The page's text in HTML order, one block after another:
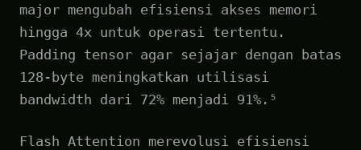
major mengubah efisiensi akses memori
hingga 4x untuk operasi tertentu.
Padding tensor agar sejajar dengan batas
128-byte meningkatkan utilisasi
bandwidth dari 72% menjadi 91%.⁵
Flash Attention merevolusi efisiensi